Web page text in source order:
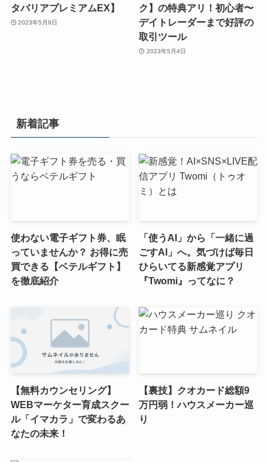
タバリアプレミアムEX】
2023年5月9日
ク】の特典アリ！初心者〜
デイトレーダーまで好評の
取引ツール
2023年5月4日
新着記事
使わない電子ギフト券、眠
っていませんか？ お得に売
買できる【ベテルギフト】
を徹底紹介
「使うAI」から「一緒に過
ごすAI」へ。気づけば毎日
ひらいてる新感覚アプリ
『Twomi』ってなに？
【無料カウンセリング】
WEBマーケター育成スクー
ル「イマカラ」で変わるあ
なたの未来！
【裏技】クオカード総額9
万円弱！ハウスメーカー巡
り